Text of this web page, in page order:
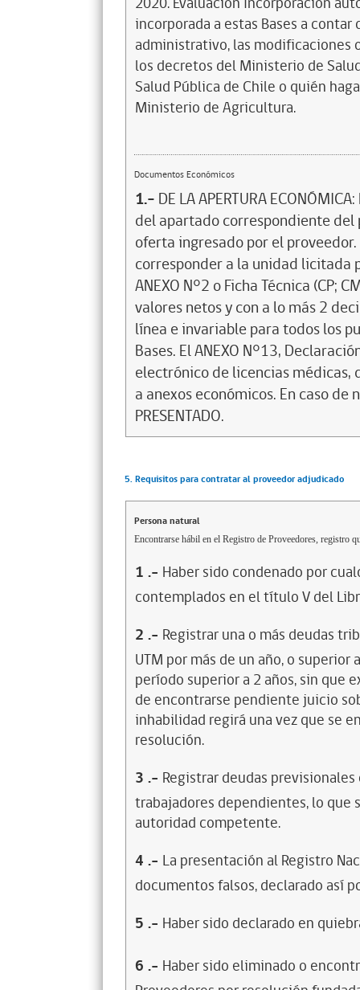
Documentos Económicos
1.- DE LA APERTURA
del apartado correspondiente
oferta ingresado por el
corresponder a la unidad licitada
ANEXO N°2 o Ficha Técnica (CP;
valores netos y con a lo más 2
línea e invariable para todos los
Bases. El ANEXO N°13,
electrónico de licencias médicas,
a anexos económicos. En caso
PRESENTADO.
5. Requisitos para contratar al proveedor adjudicado
Persona natural
Encontrarse hábil en el Registro de Proveedores, registro
1 .- Haber sido condenado por
contemplados en el título V del
2 .- Registrar una o más deudas
UTM por más de un año, o
período superior a 2 años, sin que
de encontrarse pendiente juicio
inhabilidad regirá una vez que se
resolución.
3 .- Registrar deudas
trabajadores dependientes, lo
autoridad competente.
4 .- La presentación al Registro
documentos falsos, declarado así
5 .- Haber sido declarado en
6 .- Haber sido eliminado o